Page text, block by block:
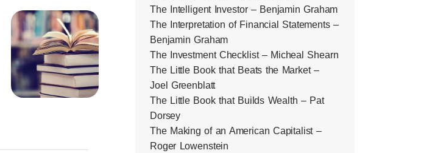
The Intelligent Investor – Benjamin Graham
The Interpretation of Financial Statements –
Benjamin Graham
The Investment Checklist – Micheal Shearn
The Little Book that Beats the Market –
Joel Greenblatt
The Little Book that Builds Wealth – Pat
Dorsey
The Making of an American Capitalist –
Roger Lowenstein